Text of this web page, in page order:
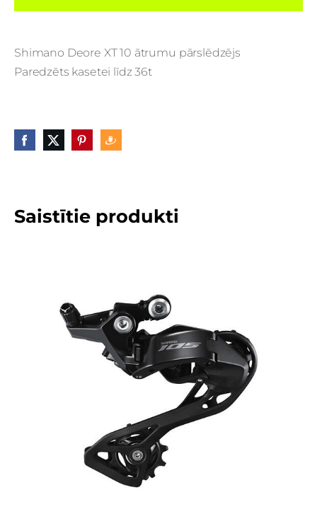
Shimano Deore XT 10 ātrumu pārslēdzējs
Paredzēts kasetei līdz 36t
Saistītie produkti